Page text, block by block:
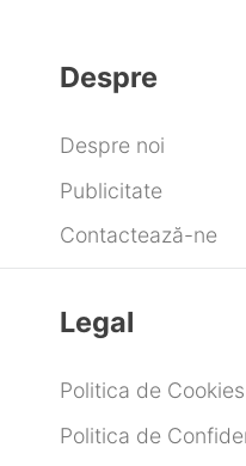
Despre
Despre noi
Publicitate
Contactează-ne
Legal
Politica de Cookies
Politica de